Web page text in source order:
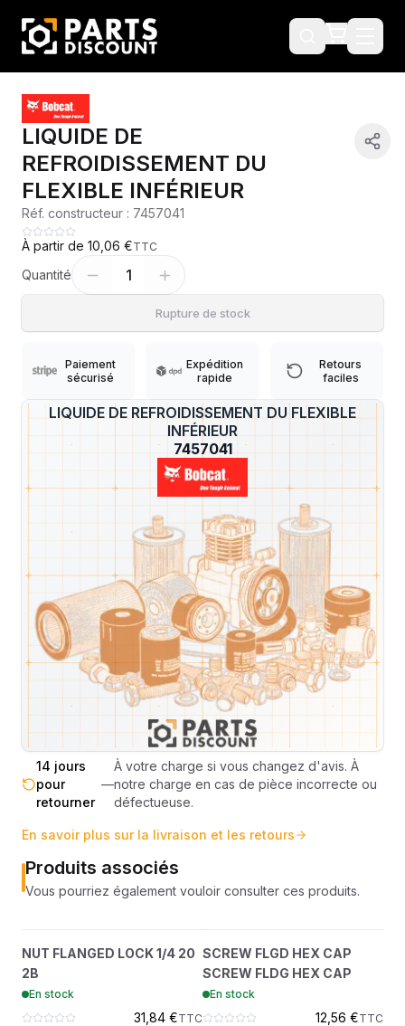
?
LIQUIDE DE REFROIDISSEMENT DU FLEXIBLE
INFÉRIEUR
7457041
LIQUIDE DE
REFROIDISSEMENT DU
FLEXIBLE INFÉRIEUR
Réf. constructeur : 7457041
À partir de 10,06 €TTC
Quantité 1
Rupture de stock
Paiement
sécurisé
Expédition
rapide
Retours
faciles
Machines compatibles
72h
Sous réserve de disponibilité des stocks.
Livraison estimée 24h/48h par les
transporteurs.
France
métropolitaine
—
Livraison exclusivement en France
métropolitaine (hors Corse et DOM-
Transparence
totale
—
Pas de surprise : le coût exact est
calculé selon le poids et le volume de
votre commande avant paiement.
14 jours
pour
retourner
—
À votre charge si vous changez d'avis. À
notre charge en cas de pièce incorrecte ou
défectueuse.
En savoir plus sur la livraison et les retours
Produits associés
Vous pourriez également vouloir consulter ces produits.
?
20 2B
NUT FLANGED LOCK 1/4 20
2B
En stock
31,84 €TTC
?
SCREW FLDG HEX CAP
35C516
SCREW FLGD HEX CAP
SCREW FLDG HEX CAP
En stock
12,56 €TTC